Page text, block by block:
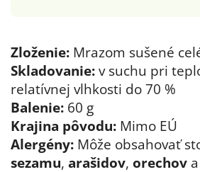
Zloženie: Mrazom sušené
Skladovanie: v suchu pri
relatívnej vlhkosti do 70 %
Balenie: 60 g
Krajina pôvodu: Mimo EÚ
Alergény: Môže obsahovať
sezamu, arašidov, orechov a